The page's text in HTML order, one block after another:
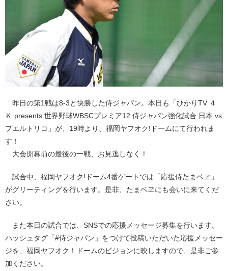
昨日の第1戦は8-3と快勝した侍ジャパン。本日も「ひかりTV ４
Ｋ presents 世界野球WBSCプレミア12 侍ジャパン強化試合 日本 vs
プエルトリコ」が、19時より、福岡ヤフオク!ドームにて行われま
す！
大会開幕前の最後の一戦、お見逃しなく！
試合中、福岡ヤフオク!ドーム4番ゲートでは「応援侍たまベヱ」
がグリーティングを行います。是非、たまベヱにも会いに来てくだ
さい。
また本日の試合では、SNSでの応援メッセージ募集を行います。
ハッシュタグ「#侍ジャパン」をつけて投稿いただいた応援メッセー
ジを、福岡ヤフオク！ドームのビジョンに映しますので、是非ご参
加ください。